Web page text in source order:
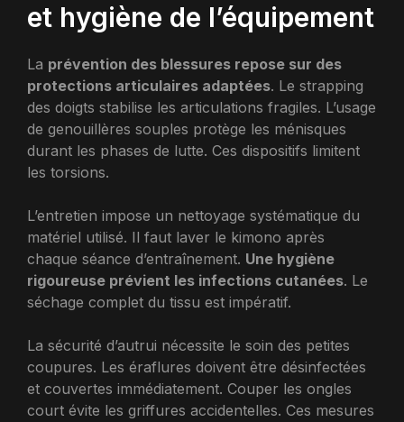
et hygiène de l’équipement
La prévention des blessures repose sur des
protections articulaires adaptées. Le strapping
des doigts stabilise les articulations fragiles. L’usage
de genouillères souples protège les ménisques
durant les phases de lutte. Ces dispositifs limitent
les torsions.
L’entretien impose un nettoyage systématique du
matériel utilisé. Il faut laver le kimono après
chaque séance d’entraînement. Une hygiène
rigoureuse prévient les infections cutanées. Le
séchage complet du tissu est impératif.
La sécurité d’autrui nécessite le soin des petites
coupures. Les éraflures doivent être désinfectées
et couvertes immédiatement. Couper les ongles
court évite les griffures accidentelles. Ces mesures